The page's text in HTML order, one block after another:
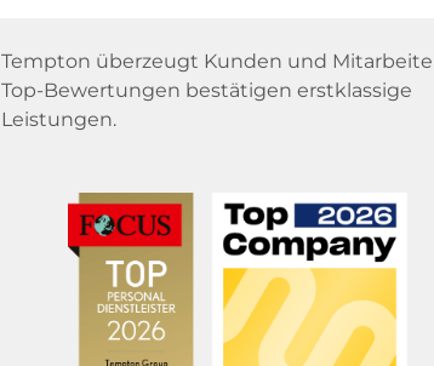
Tempton überzeugt Kunden und
Top-Bewertungen bestätigen erstklassige
Leistungen.